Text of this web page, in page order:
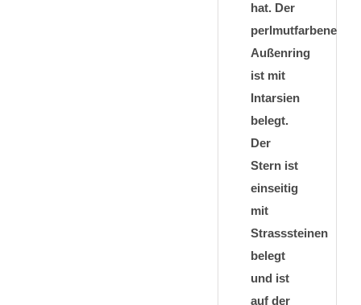
hat. Der
perlmutfarbene
Außenring
ist mit
Intarsien
belegt.
Der
Stern ist
einseitig
mit
Strasssteinen
belegt
und ist
auf der